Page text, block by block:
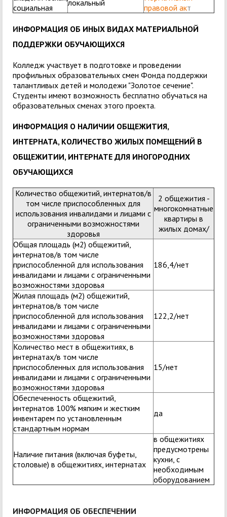
социальная
локальный
правовой акт
ИНФОРМАЦИЯ ОБ ИНЫХ ВИДАХ МАТЕРИАЛЬНОЙ
ПОДДЕРЖКИ ОБУЧАЮЩИХСЯ
Колледж участвует в подготовке и проведении
профильных образовательных смен Фонда поддержки
талантливых детей и молодежи "Золотое сечение".
Студенты имеют возможность бесплатно обучаться на
образовательных сменах этого проекта.
ИНФОРМАЦИЯ О НАЛИЧИИ ОБЩЕЖИТИЯ,
ИНТЕРНАТА, КОЛИЧЕСТВО ЖИЛЫХ ПОМЕЩЕНИЙ В
ОБЩЕЖИТИИ, ИНТЕРНАТЕ ДЛЯ ИНОГОРОДНИХ
ОБУЧАЮЩИХСЯ
Количество общежитий, интернатов/в
том числе приспособленных для
использования инвалидами и лицами с
ограниченными возможностями
здоровья
2 общежития -
многокомнатные
квартиры в
жилых домах/
Общая площадь (м2) общежитий,
интернатов/в том числе
приспособленной для использования
инвалидами и лицами с ограниченными
возможностями здоровья
186,4/нет
Жилая площадь (м2) общежитий,
интернатов/в том числе
приспособленной для использования
инвалидами и лицами с ограниченными
возможностями здоровья
122,2/нет
Количество мест в общежитиях, в
интернатах/в том числе
приспособленных для использования
инвалидами и лицами с ограниченными
возможностями здоровья
15/нет
Обеспеченность общежитий,
интернатов 100% мягким и жестким
инвентарем по установленным
стандартным нормам
да
Наличие питания (включая буфеты,
столовые) в общежитиях, интернатах
в общежитиях
предусмотрены
кухни, с
необходимым
оборудованием
ИНФОРМАЦИЯ ОБ ОБЕСПЕЧЕНИИ